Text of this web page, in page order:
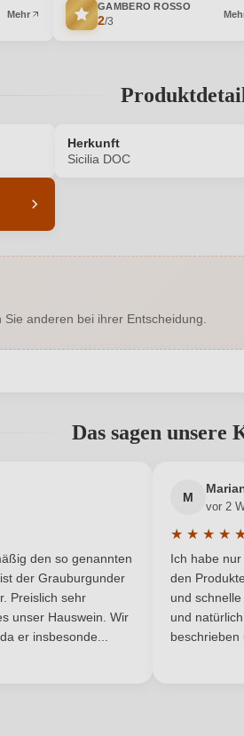
Mehr
GAMBERO ROSSO
2/3
Herkunft
Sicilia DOC
anderen bei ihrer Entscheidung.
Das sagen unsere
von 5 von 5 Sternen
den so genannten
der Grauburgunder
Preislich sehr
unser Hauswein. Wir
er insbesonde...
M
vor 2
★ ★ ★ ★
Ich habe
den
und
und
beschrieben